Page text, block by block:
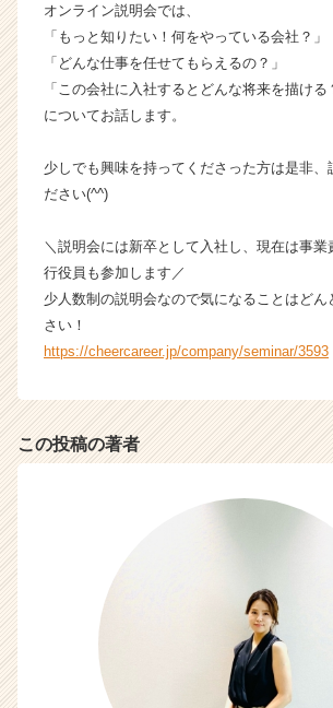
チ
ャ
ー・
成
か
カ
ウ
ト
く
活
オンライン説明会では、
「もっと知りたい！何をやっている会社？」
「どんな仕事を任せてもらえるの？」
「この会社に入社するとどんな将来を描ける
についてお話します。
少しでも興味を持ってくださった方は是非、
ださい(^^)
＼説明会には新卒として入社し、現在は事業
行役員も参加します／
少人数制の説明会なので気になることはどん
さい！
https://cheercareer.jp/company/seminar/3593
この投稿の著者